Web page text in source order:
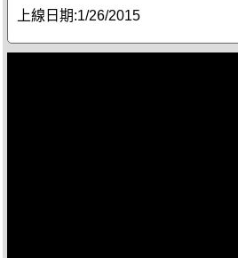
上線日期:1/26/2015